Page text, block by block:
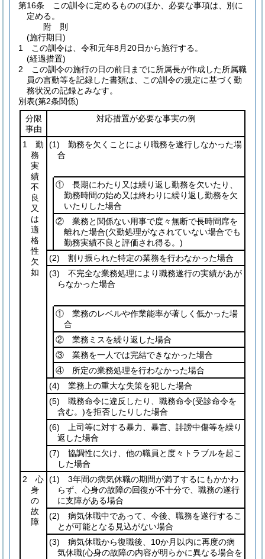
第16条
この訓令に定めるもののほか、必要な事項は、別に
定める。
附 則
(施行期日)
1
この訓令は、令和元年8月20日から施行する。
(経過措置)
2
この訓令の施行の日の前日までに所属長が作成した所属職
員の言動等を記録した書類は、この訓令の規定に基づく勤
務状況の記録とみなす。
別表(第2条関係)
分限
事由
対応措置が必要な事実の例
1 勤
務
実
績
不
良
又
は
適
格
性
欠
如
(1) 勤務を欠くことにより職務を遂行しなかった場
合
① 長期にわたり又は繰り返し勤務を欠いたり、
勤務時間の始め又は終わりに繰り返し勤務を欠
いたりした場合
② 業務と関係ない用事で度々無断で長時間席を
離れた場合(欠勤処理がなされていない場合でも
勤務実績不良と評価され得る。)
(2) 割り振られた特定の業務を行わなかった場合
(3) 不完全な業務処理により職務遂行の実績があが
らなかった場合
① 業務のレベルや作業能率が著しく低かった場
合
② 業務ミスを繰り返した場合
③ 業務を一人では完結できなかった場合
④ 所定の業務処理を行わなかった場合
(4) 業務上の重大な失策を犯した場合
(5) 職務命令に違反したり、職務命令(受診命令を
含む。)を拒否したりした場合
(6) 上司等に対する暴力、暴言、誹謗中傷等を繰り
返した場合
(7) 協調性に欠け、他の職員と度々トラブルを起こ
した場合
2 心
身
の
故
障
(1) 3年間の病気休職の期間が満了するにもかかわ
らず、心身の故障の回復が不十分で、職務の遂行
に支障がある場合
(2) 病気休職中であって、今後、職務を遂行するこ
とが可能となる見込がない場合
(3) 病気休職から復職後、10か月以内に再度の病
気休職(心身の故障の内容が明らかに異なる場合を